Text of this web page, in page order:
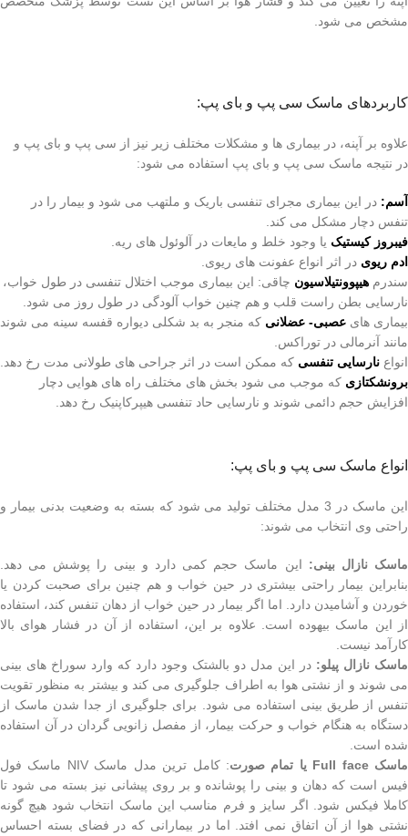
مشخص می شود.
کاربردهای ماسک سی پپ و بای پپ:
علاوه بر آپنه، در بیماری ها و مشکلات مختلف زیر نیز از سی پپ و بای پپ و
در نتیجه ماسک سی پپ و بای پپ استفاده می شود:
آسم: در این بیماری مجرای تنفسی باریک و ملتهب می شود و بیمار را در
تنفس دچار مشکل می کند.
فیبروز کیستیک یا وجود خلط و مایعات در آلوئول های ریه.
ادم ریوی در اثر انواع عفونت های ریوی.
سندرم هیپوونتیلاسیون چاقی: این بیماری موجب اختلال تنفسی در طول خواب،
نارسایی بطن راست قلب و هم چنین خواب آلودگی در طول روز می شود.
بیماری های عصبی- عضلانی که منجر به بد شکلی دیواره قفسه سینه می شوند
مانند آنرمالی در توراکس.
انواع نارسایی تنفسی که ممکن است در اثر جراحی های طولانی مدت رخ دهد.
برونشکتازی که موجب می شود بخش های مختلف راه های هوایی دچار
افزایش حجم دائمی شوند و نارسایی حاد تنفسی هیپرکاپنیک رخ دهد.
انواع ماسک سی پپ و بای پپ:
این ماسک در 3 مدل مختلف تولید می شود که بسته به وضعیت بدنی بیمار و
راحتی وی انتخاب می شوند:
ماسک نازال بینی: این ماسک حجم کمی دارد و بینی را پوشش می دهد.
بنابراین بیمار راحتی بیشتری در حین خواب و هم چنین برای صحبت کردن یا
خوردن و آشامیدن دارد. اما اگر بیمار در حین خواب از دهان تنفس کند، استفاده
از این ماسک بیهوده است. علاوه بر این، استفاده از آن در فشار هوای بالا
کارآمد نیست.
ماسک نازال پیلو: در این مدل دو بالشتک وجود دارد که وارد سوراخ های بینی
می شوند و از نشتی هوا به اطراف جلوگیری می کند و بیشتر به منظور تقویت
تنفس از طریق بینی استفاده می شود. برای جلوگیری از جدا شدن ماسک از
دستگاه به هنگام خواب و حرکت بیمار، از مفصل زانویی گردان در آن استفاده
شده است.
ماسک Full face یا تمام صورت
: کامل ترین مدل ماسک NIV ماسک فول
فیس است که دهان و بینی را پوشانده و بر روی پیشانی نیز بسته می شود تا
کاملا فیکس شود. اگر سایز و فرم مناسب این ماسک انتخاب شود هیچ گونه
نشتی هوا از آن اتفاق نمی افتد. اما در بیمارانی که در فضای بسته احساس